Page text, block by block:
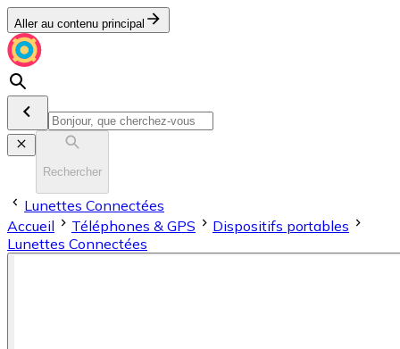
Aller au contenu principal
Rechercher
Lunettes Connectées
Accueil
Téléphones & GPS
Dispositifs portables
Lunettes Connectées